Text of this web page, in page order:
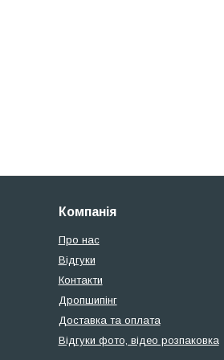
Компанія
Про нас
Відгуки
Контакти
Дропшипінг
Доставка та оплата
Відгуки фото, відео розпаковка